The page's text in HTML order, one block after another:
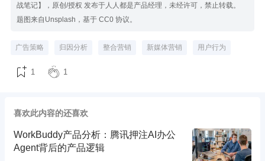
战笔记】，原创/授权 发布于人人都是产品经理，未经许可，禁止转载。
题图来自Unsplash，基于 CC0 协议。
广告策略 归因分析 整合营销 新媒体营销 用户行为
1 1
喜欢此内容的还喜欢
WorkBuddy产品分析：腾讯押注AI办公
Agent背后的产品逻辑